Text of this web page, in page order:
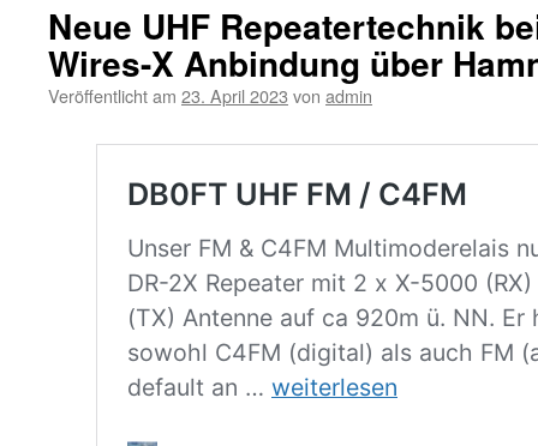
Neue UHF Repeatertechnik
Wires-X Anbindung über
Veröffentlicht am 23. April 2023 von admin